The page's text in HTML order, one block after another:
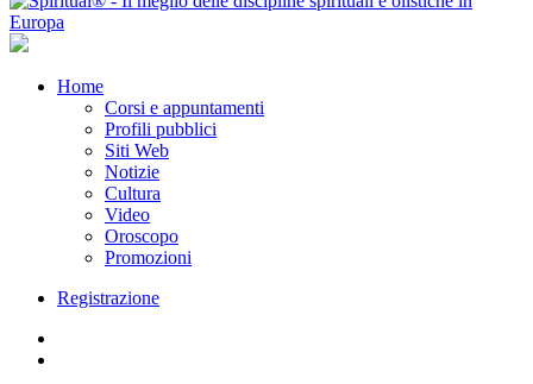
Home
Corsi e appuntamenti
Profili pubblici
Siti Web
Notizie
Cultura
Video
Oroscopo
Promozioni
Registrazione